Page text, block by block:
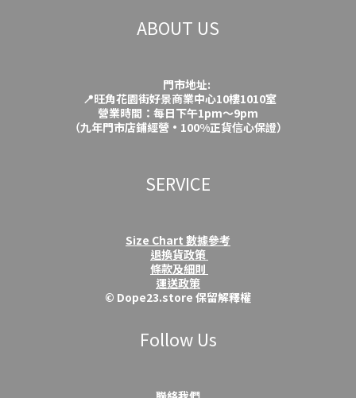
ABOUT US
門市地址:
📍旺角花園街好景商業中心10樓1010室
營業時間：每日下午1pm～9pm
（九年門市店鋪經營·100%正貨信心保證）
SERVICE
Size Chart 數據參考
退換貨政策
條款及細則
運送政策
© Dope23.store 保留解釋權
Follow Us